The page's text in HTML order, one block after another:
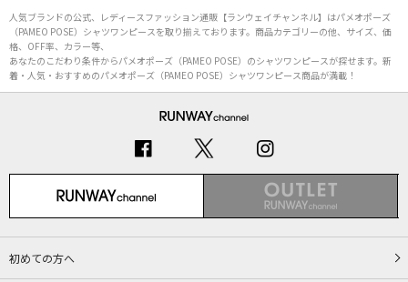
人気ブランドの公式、レディースファッション通販【ランウェイチャンネル】はパメオポーズ
（PAMEO POSE）シャツワンピースを取り揃えております。商品カテゴリーの他、サイズ、価
格、OFF率、カラー等、
あなたのこだわり条件からパメオポーズ（PAMEO POSE）のシャツワンピースが探せます。新
着・人気・おすすめのパメオポーズ（PAMEO POSE）シャツワンピース商品が満載！
初めての方へ